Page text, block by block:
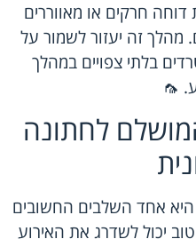
דוחה חרקים או מאווררים
מהלך זה יעזור לשמור על
בלתי צפויים במהלך
🦟
לחתונה
אחד השלבים החשובים
יכול לשדרג את האירוע